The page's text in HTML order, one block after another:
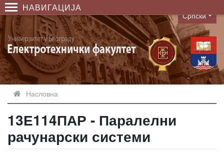
НАВИГАЦИЈА
Language
Српски
Насловна
13Е114ПАР - Паралелни
рачунарски системи